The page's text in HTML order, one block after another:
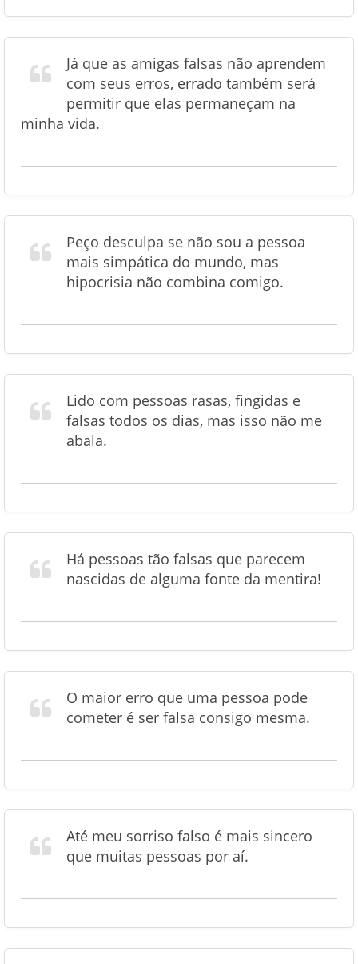
Já que as amigas falsas não aprendem
com seus erros, errado também será
permitir que elas permaneçam na
minha vida.
Peço desculpa se não sou a pessoa
mais simpática do mundo, mas
hipocrisia não combina comigo.
Lido com pessoas rasas, fingidas e
falsas todos os dias, mas isso não me
abala.
Há pessoas tão falsas que parecem
nascidas de alguma fonte da mentira!
O maior erro que uma pessoa pode
cometer é ser falsa consigo mesma.
Até meu sorriso falso é mais sincero
que muitas pessoas por aí.